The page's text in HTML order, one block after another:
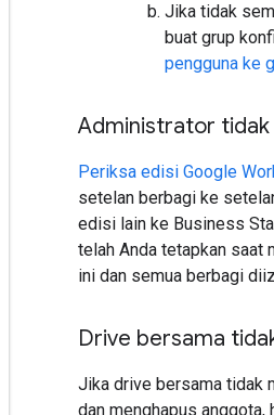
Jika tidak
buat grup
pengguna ke
Administrator
Periksa edisi Google
setelan berbagi ke
edisi lain ke Business
telah Anda tetapkan saat
ini dan semua berbagi
Drive bersama
Jika drive bersama tidak
dan menghapus